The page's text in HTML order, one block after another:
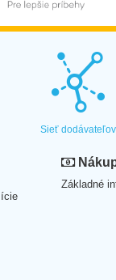
Sieť dodávateľov
Základné